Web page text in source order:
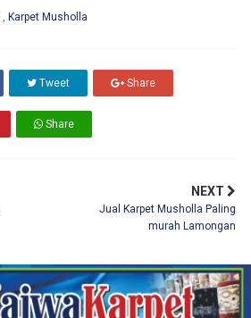
, Karpet Musholla
Tweet Share
Share
NEXT
Jual Karpet Musholla Paling
murah Lamongan